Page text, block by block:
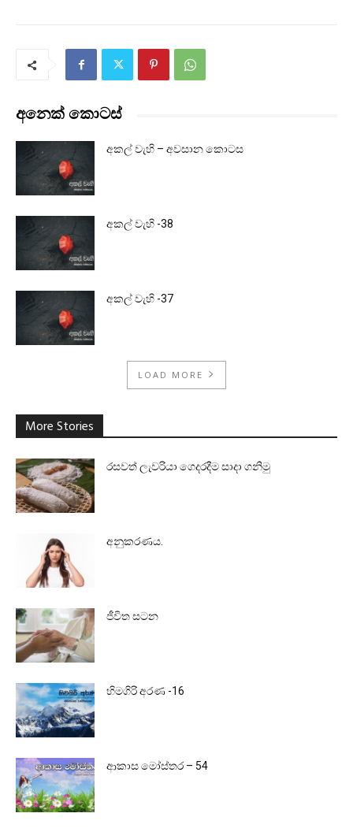
අනෙක් කොටස්
අකල් වැහි – අවසාන කොටස
අකල් වැහි -38
අකල් වැහි -37
LOAD MORE
More Stories
රසවත් ලැවරියා ගෙදරදීම සාදා ගනිමු
අනුකරණය.
ජීවිත සටන
හිමගිරි අරණ -16
ආකාස මෝස්තර – 54